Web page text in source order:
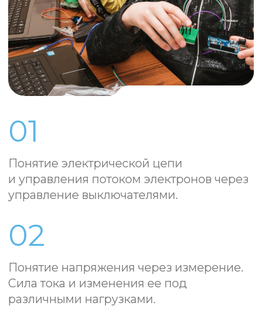
Детали, материалы
Набор резисторов
от 100 ОМ до 500
ОМ (5 штук)
Макетная плата 170
точек
OLED-дисплей
Зуммер с
контактами под
установку на плату